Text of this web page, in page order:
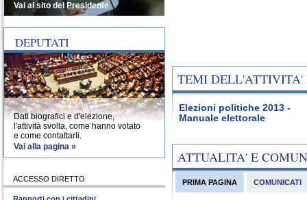
TEMI DELL'ATTIVITA'
Elezioni politiche 2013 -
Manuale elettorale
ATTUALITA' E
PRIMA PAGINA COMUNICATI
Vai al sito del Presidente
DEPUTATI
Dati biografici e d'elezione,
l'attività svolta, come hanno votato
e come contattarli.
Vai alla pagina »
ACCESSO DIRETTO